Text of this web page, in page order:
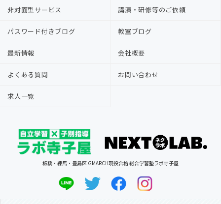
非対面型サービス 講演・研修等のご依頼
パスワード付きブログ 教室ブログ
最新情報 会社概要
よくある質問 お問い合わせ
求人一覧
板橋・練馬・豊島区 GMARCH現役合格 総合学習塾ラボ寺子屋